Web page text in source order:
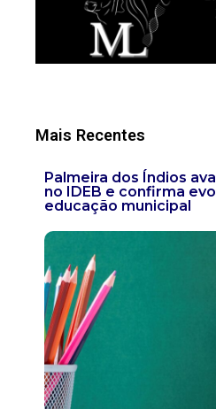
Mais Recentes
Palmeira dos Índios
no IDEB e confirma
educação municipal